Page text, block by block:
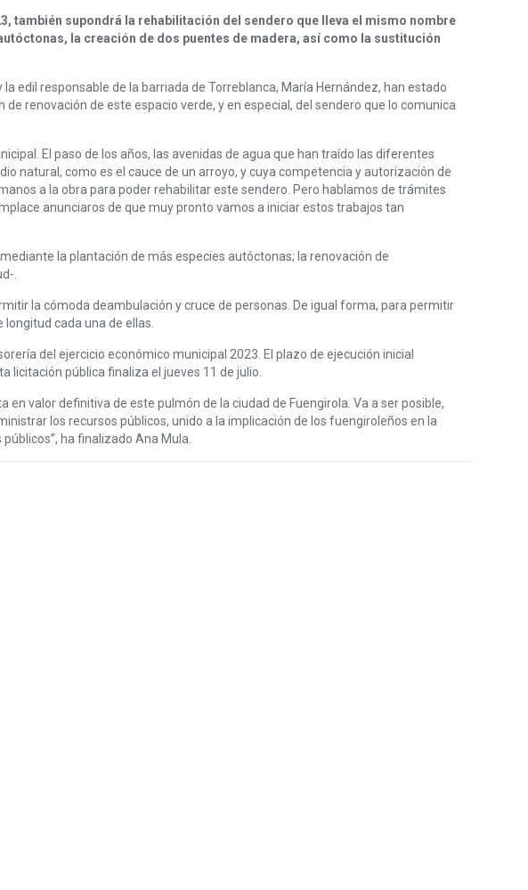
también supondrá la rehabilitación del sendero que lleva el mismo nombre
la creación de dos puentes de madera, así como la sustitución
edil responsable de la barriada de Torreblanca, María Hernández, han estado
renovación de este espacio verde, y en especial, del sendero que lo comunica
El paso de los años, las avenidas de agua que han traído las diferentes
natural, como es el cauce de un arroyo, y cuya competencia y autorización de
a la obra para poder rehabilitar este sendero. Pero hablamos de trámites
anunciaros de que muy pronto vamos a iniciar estos trabajos tan
la plantación de más especies autóctonas; la renovación de
.
la cómoda deambulación y cruce de personas. De igual forma, para permitir
cada una de ellas.
del ejercicio económico municipal 2023. El plazo de ejecución inicial
licitación pública finaliza el jueves 11 de julio.
valor definitiva de este pulmón de la ciudad de Fuengirola. Va a ser posible,
los recursos públicos, unido a la implicación de los fuengiroleños en la
ha finalizado Ana Mula.